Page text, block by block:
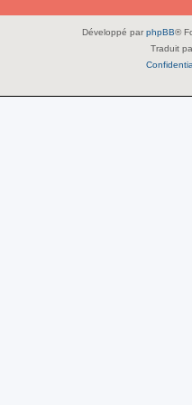
Développé par phpBB®
Traduit